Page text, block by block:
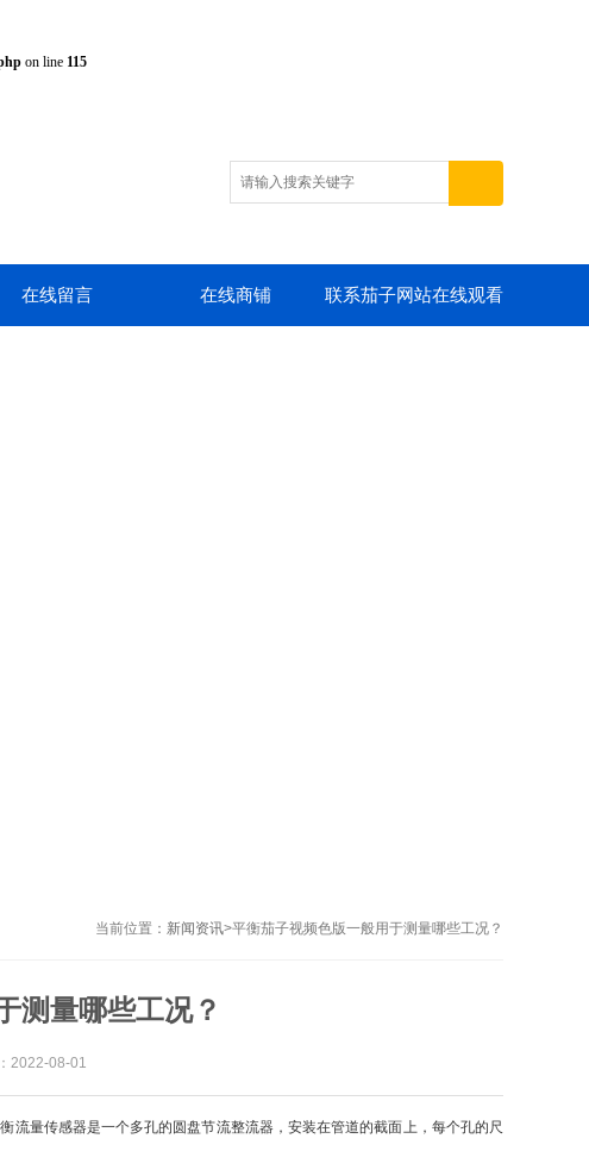
on line 115
在线留言 在线商铺 联系茄子网站在线观看
当前位置： 新闻资讯>平衡茄子视频色版一般用于测量哪些工况？
测量哪些工况？
2022-08-01
量传感器是一个多孔的圆盘节流整流器，安装在管道的截面上，每个孔的尺